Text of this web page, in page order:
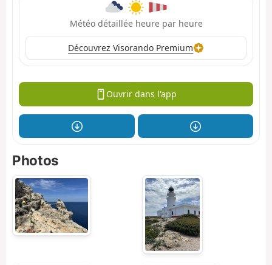
Météo détaillée heure par heure
Découvrez Visorando Premium
Ouvrir dans l'app
Photos